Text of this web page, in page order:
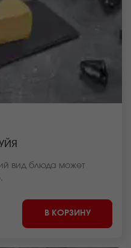
вид блюда может
В КОРЗИНУ